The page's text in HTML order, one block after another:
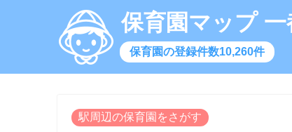
保育園マップ 一
保育園の登録件数10,260件
駅周辺の保育園をさがす